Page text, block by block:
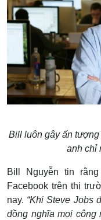
Bill luôn gây ấn
anh chỉ
Bill Nguyễn tin
Facebook trên thị
nay. “Khi Steve Jobs
đồng nghĩa mọi công